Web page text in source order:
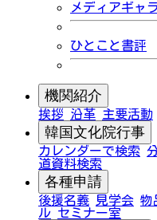
メディアギャ
ひとこと書評
機関紹介
挨拶 沿革 主要活動
韓国文化院行事
カレンダーで検索
道資料検索
各種申請
後援名義 見学会 物
ル セミナー室